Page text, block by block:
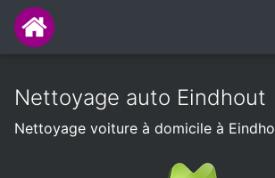
Nettoyage auto Eindhout
Nettoyage voiture à domicile à